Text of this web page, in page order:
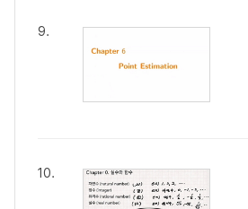
9.
10.